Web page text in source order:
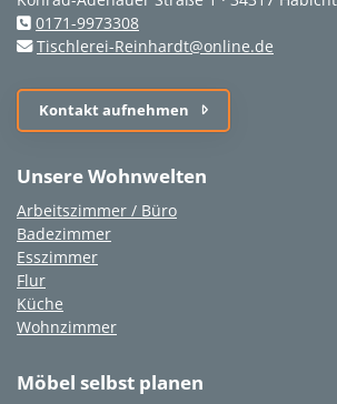
0171-9973308
Tischlerei-Reinhardt@online.de
Kontakt aufnehmen
Unsere Wohnwelten
Arbeitszimmer / Büro
Badezimmer
Esszimmer
Flur
Küche
Wohnzimmer
Möbel selbst planen